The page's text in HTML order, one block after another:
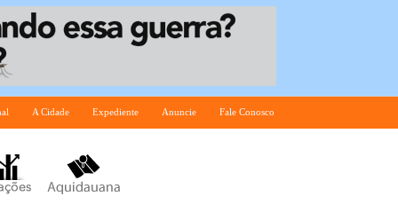
A Cidade Expediente Anuncie Fale Conosco